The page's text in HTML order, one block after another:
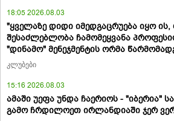
18:05 2026.08.03
"ყველაზე დიდი იმედგაცრუება იყო
შესაძლებლობა ჩამომეყვანა
"დინამო" მენეჯმენტის ორმა
კლუბები
15:16 2026.08.03
ამაში უეფა უნდა ჩაერიოს - "იბერია"
გამო ჩრდილოეთ ირლანდიაში ჯერ ვერ